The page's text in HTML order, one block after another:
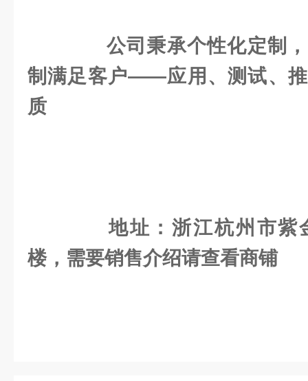
公司秉承个性化定制
制满足客户——应用、测试、
质
地址：浙江杭州市紫
楼，需要销售介绍请查看商铺